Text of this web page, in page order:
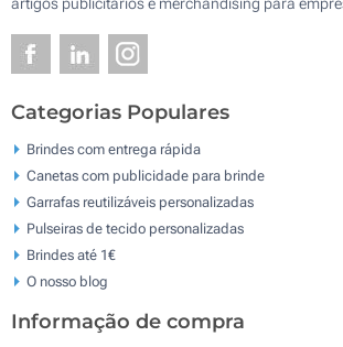
artigos publicitários e merchandising para
Categorias Populares
Brindes com entrega rápida
Canetas com publicidade para brinde
Garrafas reutilizáveis personalizadas
Pulseiras de tecido personalizadas
Brindes até 1€
O nosso blog
Informação de compra